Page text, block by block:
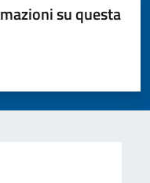
su questa